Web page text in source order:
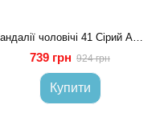
Сандалії чоловічі 41 Сірий ABA (713329-41)
739 грн 924 грн
Купити